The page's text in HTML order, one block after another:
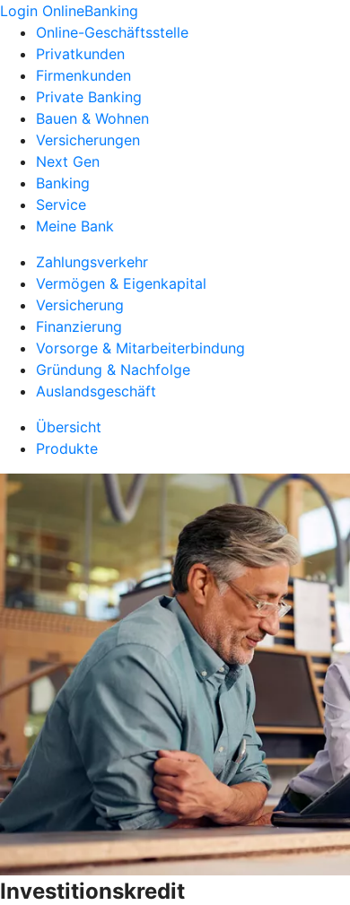
Login OnlineBanking
Online-Geschäftsstelle
Privatkunden
Firmenkunden
Private Banking
Bauen & Wohnen
Versicherungen
Next Gen
Banking
Service
Meine Bank
Zahlungsverkehr
Vermögen & Eigenkapital
Versicherung
Finanzierung
Vorsorge & Mitarbeiterbindung
Gründung & Nachfolge
Auslandsgeschäft
Übersicht
Produkte
Investitionskredit